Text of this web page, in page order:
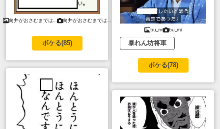
向井がおさむまでは… 向井がおさむまでは…
ボケる(85)
bu_mi bu_mi
暴れん坊将軍
ボケる(78)